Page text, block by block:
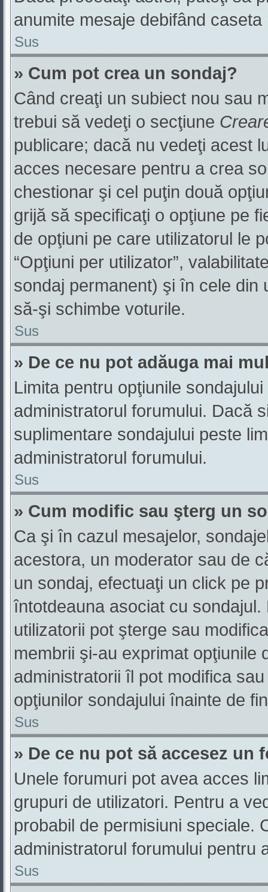
anumite mesaje debifând
Sus
» Cum pot crea un sondaj?
Când creaţi un subiect nou sau
trebui să vedeţi o secţiune
publicare; dacă nu vedeţi acest
acces necesare pentru a crea
chestionar şi cel puţin două
grijă să specificaţi o opţiune pe
de opţiuni pe care utilizatorul le
“Opţiuni per utilizator”,
sondaj permanent) şi în cele din
să-şi schimbe voturile.
Sus
» De ce nu pot adăuga mai
Limita pentru opţiunile
administratorul forumului. Dacă
suplimentare sondajului peste
administratorul forumului.
Sus
» Cum modific sau şterg un
Ca şi în cazul mesajelor,
acestora, un moderator sau de
un sondaj, efectuaţi un click pe
întotdeauna asociat cu
utilizatorii pot şterge sau
membrii şi-au exprimat opţiunile
administratorii îl pot modifica
opţiunilor sondajului înainte de
Sus
» De ce nu pot să accesez un
Unele forumuri pot avea acces
grupuri de utilizatori. Pentru a
probabil de permisiuni speciale.
administratorul forumului pentru
Sus